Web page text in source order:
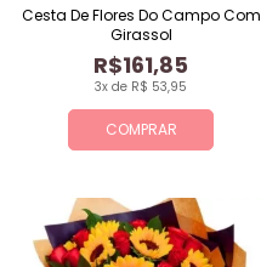
COMPRAR
3x de R$ 53,95
R$161,85
Cesta De Flores Do Campo Com
Girassol